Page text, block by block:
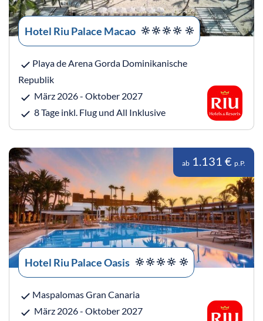
Hotel Riu Palace Macao
Playa de Arena Gorda Dominikanische
Republik
März 2026 - Oktober 2027
8 Tage inkl. Flug und All Inklusive
ab 1.131 € p.P.
Hotel Riu Palace Oasis
Maspalomas Gran Canaria
März 2026 - Oktober 2027